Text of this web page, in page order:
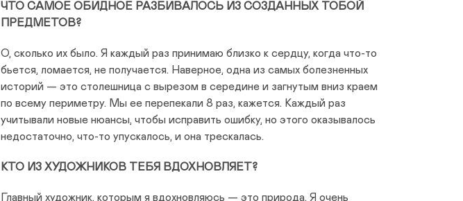
ЧТО САМОЕ ОБИДНОЕ РАЗБИВАЛОСЬ ИЗ СОЗДАННЫХ ТОБОЙ
ПРЕДМЕТОВ?
О, сколько их было. Я каждый раз принимаю близко к сердцу, когда что-то
бьется, ломается, не получается. Наверное, одна из самых болезненных
историй — это столешница с вырезом в середине и загнутым вниз краем
по всему периметру. Мы ее перепекали 8 раз, кажется. Каждый раз
учитывали новые нюансы, чтобы исправить ошибку, но этого оказывалось
недостаточно, что-то упускалось, и она трескалась.
КТО ИЗ ХУДОЖНИКОВ ТЕБЯ ВДОХНОВЛЯЕТ?
Главный художник, которым я вдохновляюсь — это природа. Я очень